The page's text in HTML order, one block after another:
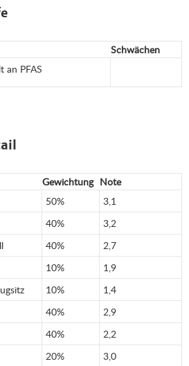
Schwächen
an PFAS
Gewichtung Note
50%
3,1
40%
3,2
40%
2,7
10%
1,9
10%
1,4
40%
2,9
40%
2,2
20%
3,0